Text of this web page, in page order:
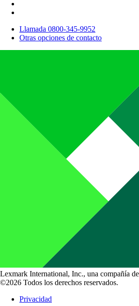
Llamada 0800-345-9952
Otras opciones de contacto
Lexmark International, Inc., una compañía
©2026 Todos los derechos reservados.
Privacidad